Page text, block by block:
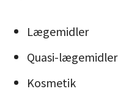
Lægemidler
Quasi-lægemidler
Kosmetik